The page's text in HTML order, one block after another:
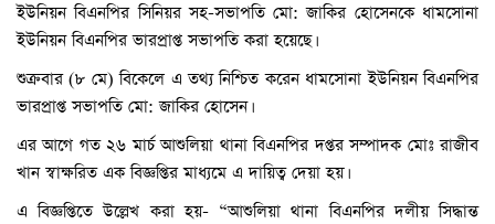
ইউনিয়ন বিএনপির সিনিয়র সহ-সভাপতি মো: জাকির হোসেনকে ধামসোনা
ইউনিয়ন বিএনপির ভারপ্রাপ্ত সভাপতি করা হয়েছে।
শুক্রবার (৮ মে) বিকেলে এ তথ্য নিশ্চিত করেন ধামসোনা ইউনিয়ন বিএনপির
ভারপ্রাপ্ত সভাপতি মো: জাকির হোসেন।
এর আগে গত ২৬ মার্চ আশুলিয়া থানা বিএনপির দপ্তর সম্পাদক মোঃ রাজীব
খান স্বাক্ষরিত এক বিজ্ঞপ্তির মাধ্যমে এ দায়িত্ব দেয়া হয়।
এ বিজ্ঞপ্তিতে উল্লেখ করা হয়- “আশুলিয়া থানা বিএনপির দলীয় সিদ্ধান্ত